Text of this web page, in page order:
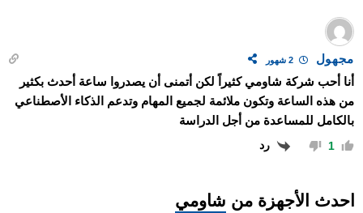
مجهول 2 شهور
أنا أحب شركة شاومي كثيراً لكن أتمنى أن يصدروا ساعة أحدث بكثير
من هذه الساعة وتكون ملائمة لجميع المهام وتدعم الذكاء الأصطناعي
بالكامل للمساعدة من أجل الدراسة
1 رد
احدث الأجهزة من شاومي